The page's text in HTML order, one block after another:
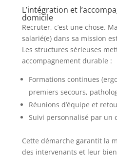
L’intégration et
domicile
Recruter, c’est une chose.
salarié(e) dans sa mission
Les structures sérieuses
accompagnement durable :
Formations continues
premiers secours,
Réunions d’équipe et
Suivi personnalisé par un
Cette démarche garantit la
des intervenants et leur